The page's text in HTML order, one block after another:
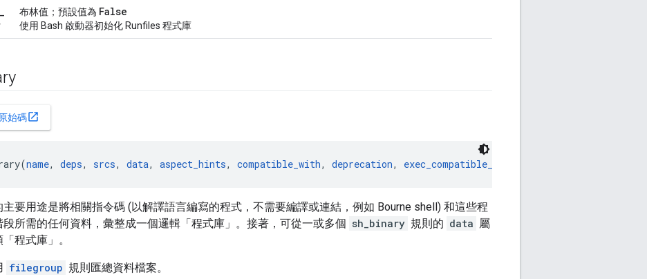
_
布林值；預設值為 False
使用 Bash 啟動器初始化 Runfiles 程式庫
始碼open_in_new
name, deps, srcs, data, aspect_hints, compatible_with, deprecation, exec_compatible_with
要用途是將相關指令碼 (以解譯語言編寫的程式，不需要編譯或連結，例如 Bourne shell) 和這些程
段所需的任何資料，彙整成一個邏輯「程式庫」。接著，可從一或多個 sh_binary 規則的 data 屬
程式庫」。
filegroup 規則匯總資料檔案。